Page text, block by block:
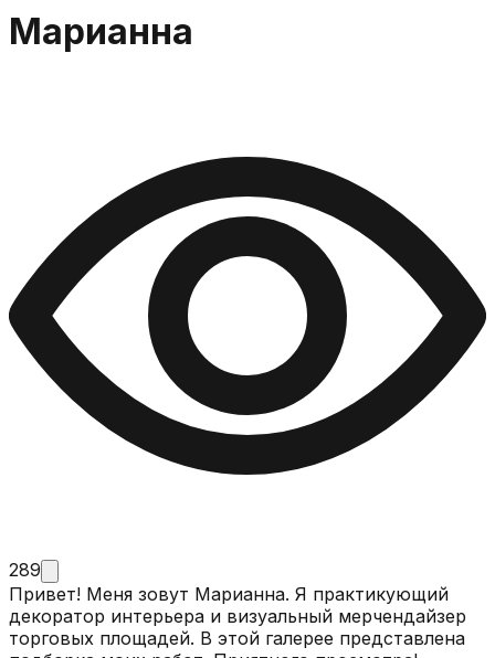
Марианна
289
Привет! Меня зовут Марианна. Я практикующий
декоратор интерьера и визуальный мерчендайзер
торговых площадей. В этой галерее представлена